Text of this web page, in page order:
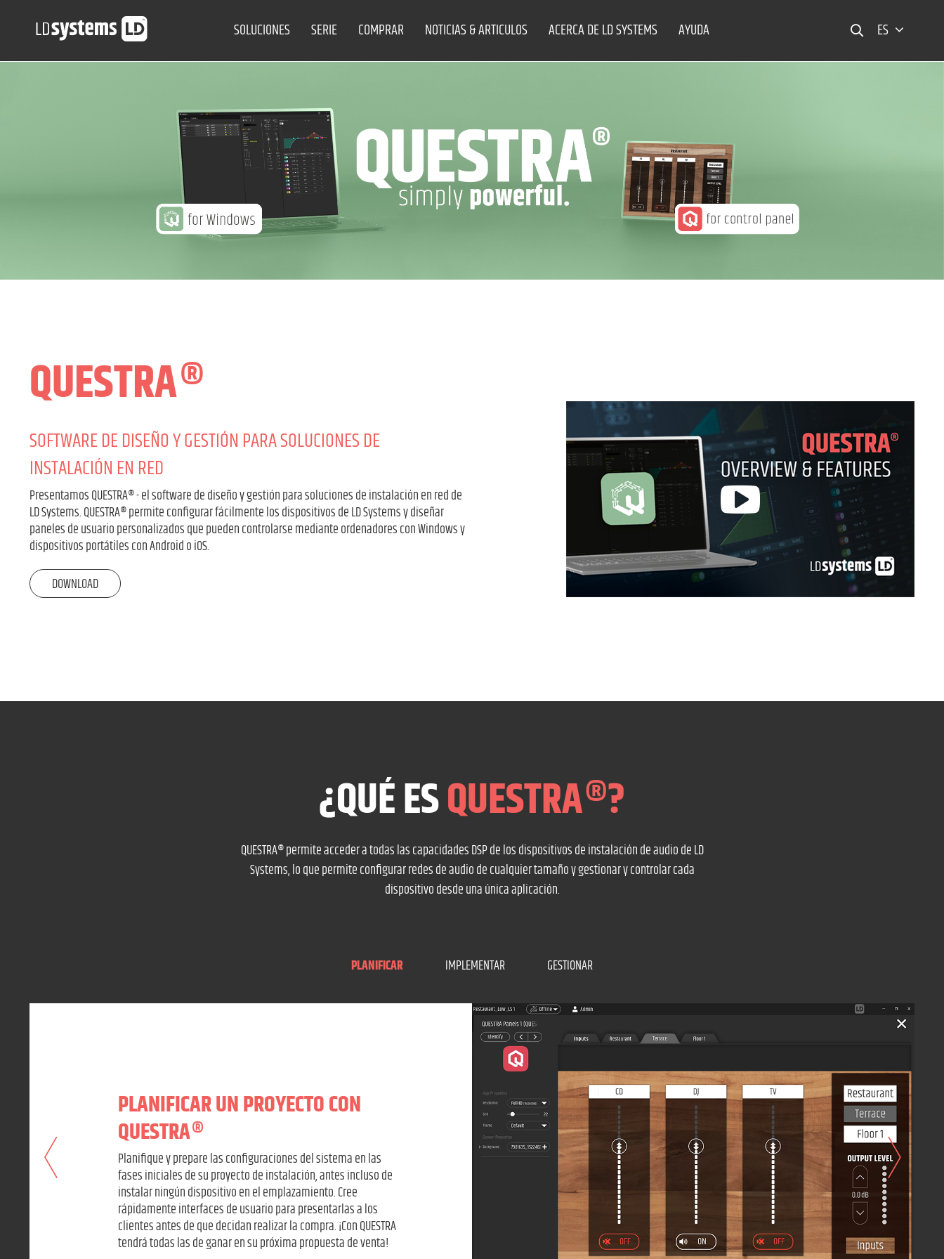
SOLUCIONES SERIE COMPRAR NOTICIAS & ARTICULOS ACERCA DE LD SYSTEMS AYUDA ES
QUESTRA®
SOFTWARE DE DISEÑO Y GESTIÓN PARA SOLUCIONES DE
INSTALACIÓN EN RED
Presentamos QUESTRA® - el software de diseño y gestión para soluciones de instalación en red de
LD Systems. QUESTRA® permite configurar fácilmente los dispositivos de LD Systems y diseñar
paneles de usuario personalizados que pueden controlarse mediante ordenadores con Windows y
dispositivos portátiles con Android o iOS.
DOWNLOAD
¿QUÉ ESQUESTRA®?
QUESTRA® permite acceder a todas las capacidades DSP de los dispositivos de instalación de audio de LD
Systems, lo que permite configurar redes de audio de cualquier tamaño y gestionar y controlar cada
dispositivo desde una única aplicación.
PLANIFICAR IMPLEMENTAR GESTIONAR
PLANIFICAR UN PROYECTO CON
QUESTRA®
Planifique y prepare las configuraciones del sistema en las
fases iniciales de su proyecto de instalación, antes incluso de
instalar ningún dispositivo en el emplazamiento. Cree
rápidamente interfaces de usuario para presentarlas a los
clientes antes de que decidan realizar la compra. ¡Con QUESTRA
tendrá todas las de ganar en su próxima propuesta de venta!